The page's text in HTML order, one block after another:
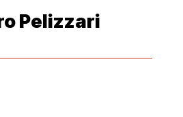
Pelizzari